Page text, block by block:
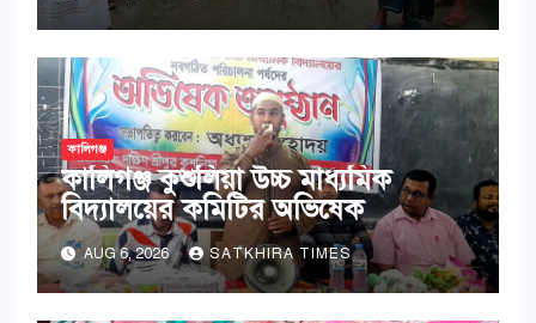
কালিগঞ্জ
কালিগঞ্জ কুশুলিয়া উচ্চ মাধ্যমিক
বিদ্যালয়ের কমিটির অভিষেক
AUG 6, 2026 SATKHIRA TIMES